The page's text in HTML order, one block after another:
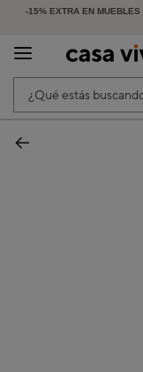
-15% EXTRA ENHASTA -60%
¿Qué estás